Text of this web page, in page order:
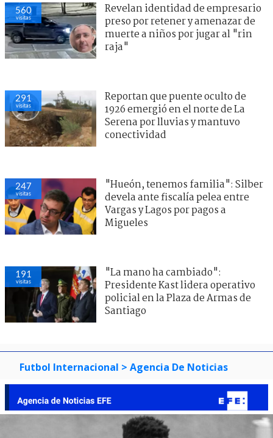
560
visitas
Revelan identidad de empresario
preso por retener y amenazar de
muerte a niños por jugar al "rin
raja"
291
visitas
Reportan que puente oculto de
1926 emergió en el norte de La
Serena por lluvias y mantuvo
conectividad
247
visitas
"Hueón, tenemos familia": Silber
devela ante fiscalía pelea entre
Vargas y Lagos por pagos a
Migueles
191
visitas
"La mano ha cambiado":
Presidente Kast lidera operativo
policial en la Plaza de Armas de
Santiago
Futbol Internacional > Agencia De Noticias